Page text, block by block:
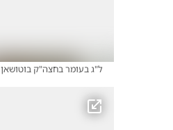
ל"ג בעומר בחצה"ק בוטושאן